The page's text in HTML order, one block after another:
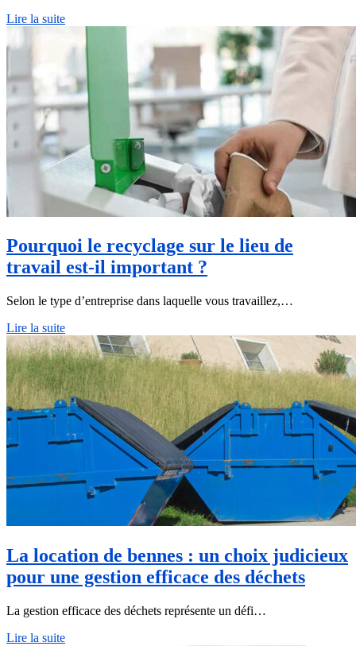
Lire la suite
Pourquoi le recyclage sur le lieu de
travail est-il important ?
Selon le type d’entreprise dans laquelle vous travaillez,…
Lire la suite
La location de bennes : un choix judicieux
pour une gestion efficace des déchets
La gestion efficace des déchets représente un défi…
Lire la suite